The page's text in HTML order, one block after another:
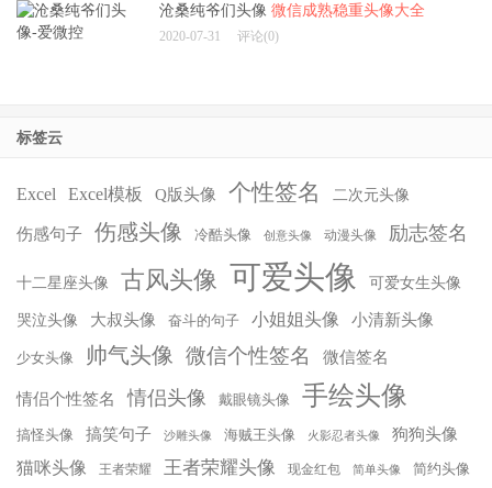
沧桑纯爷们头像 微信成熟稳重头像大全
2020-07-31 评论(0)
标签云
Excel Excel模板 Q版头像 个性签名 二次元头像
伤感句子 伤感头像 冷酷头像 创意头像 动漫头像 励志签名
十二星座头像 古风头像 可爱头像 可爱女生头像
哭泣头像 大叔头像 奋斗的句子 小姐姐头像 小清新头像
少女头像 帅气头像 微信个性签名 微信签名
情侣个性签名 情侣头像 戴眼镜头像 手绘头像
搞怪头像 搞笑句子 沙雕头像 海贼王头像 火影忍者头像 狗狗头像
猫咪头像 王者荣耀 王者荣耀头像 现金红包 简单头像 简约头像